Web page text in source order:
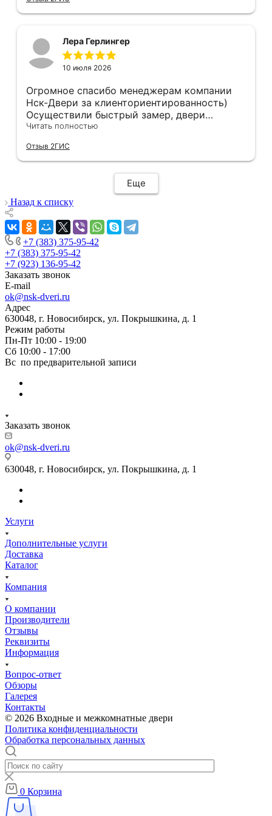
профессионально, рекомендую.
Лера Герлингер
10 июля 2026
Огромное спасибо менеджерам компании
Нск-Двери за клиенториентированность)
Осуществили быстрый замер, двери
оказались в наличии. По доставке
компанию, где я могу указать удобный для
меня интервал времени, а не ждать весь
день🙏 Не могу не отметить качественный
монтаж дверей, спасибо мастеру Антону за
его труд!!!
Читать полностью
Отзыв 2ГИС
Еще
Назад к списку
+7 (383) 375-95-42
+7 (383) 375-95-42
+7 (923) 136-95-42
Заказать звонок
E-mail
ok@nsk-dveri.ru
Адрес
630048, г. Новосибирск, ул. Покрышкина, д. 1
Режим работы
Пн-Пт 10:00 - 19:00
Сб 10:00 - 17:00
Вс по предварительной записи
Заказать звонок
ok@nsk-dveri.ru
630048, г. Новосибирск, ул. Покрышкина, д. 1
Услуги
Дополнительные услуги
Доставка
Каталог
Компания
О компании
Производители
Отзывы
Реквизиты
Информация
Вопрос-ответ
Обзоры
Галерея
Контакты
© 2026 Входные и межкомнатные двери
Политика конфиденциальности
Обработка персональных данных
0 Корзина